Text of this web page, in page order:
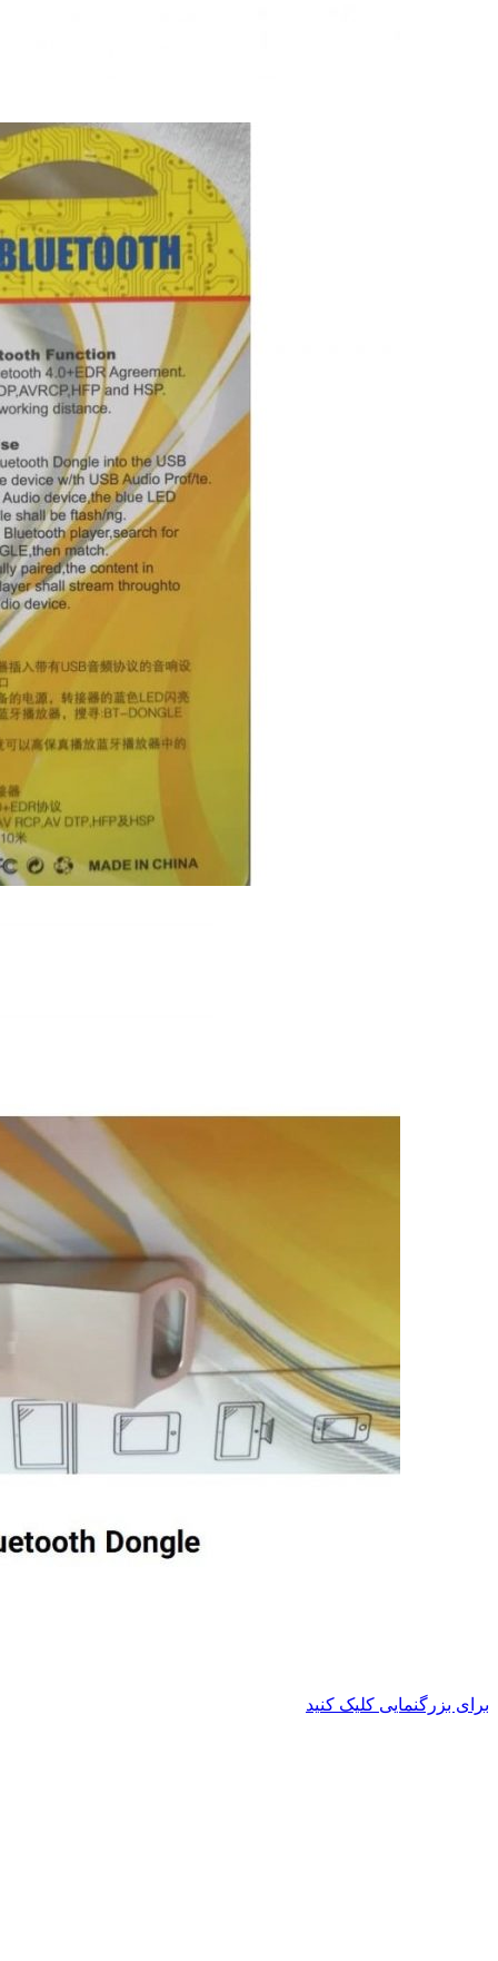
برای بزرگنمایی کلیک کنید